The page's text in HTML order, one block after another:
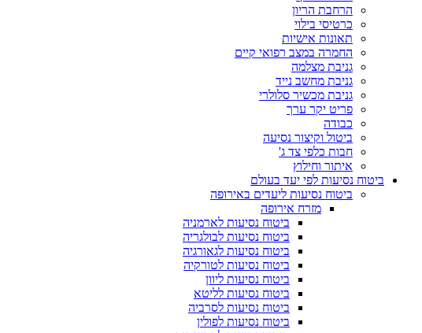
הרחבת הריון
כרטיסי בילוי
תאונות אישיות
החמרה במצב רפואי קיים
גניבת מצלמה
גניבת מחשב נייד
גניבת מכשיר סלולרי
פריט יקר ערך
כבודה
ביטול וקיצור נסיעה
חבות כלפי צד ג'
איתור וחילוץ
ביטוח נסיעות לפי יעד בעולם
ביטוח נסיעות ליעדים באירופה
מזרח אירופה
ביטוח נסיעות לארמניה
ביטוח נסיעות לבולגריה
ביטוח נסיעות לגאורגיה
ביטוח נסיעות לטורקיה
ביטוח נסיעות ליוון
ביטוח נסיעות לליטא
ביטוח נסיעות לסרביה
ביטוח נסיעות לפולין